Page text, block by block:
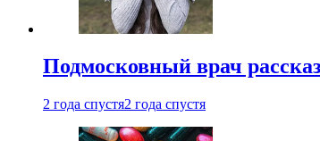
Подмосковный врач
2 года спустя2 года спустя